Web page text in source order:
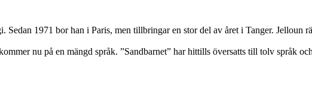
1971 bor han i Paris, men tillbringar en stor del av året i Tanger. Jelloun
nu på en mängd språk. ”Sandbarnet” har hittills översatts till tolv språk